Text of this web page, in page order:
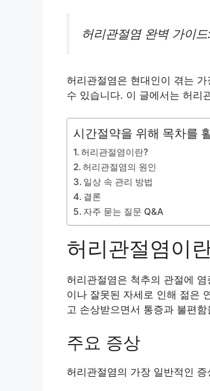
허리관절염 완벽 가이
허리관절염은 현대인이 겪는
수 있습니다. 이 글에서는 허리
시간절약을 위해 목차를
허리관절염이란?
허리관절염의 원인
일상 속 관리 방법
결론
자주 묻는 질문 Q&A
허리관절염이
허리관절염은 척추의 관절에
이나 잘못된 자세로 인해 젊은
고 손상받으면서 통증과 불편
주요 증상
허리관절염의 가장 일반적인